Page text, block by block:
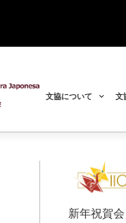
文協について 文
新年祝賀